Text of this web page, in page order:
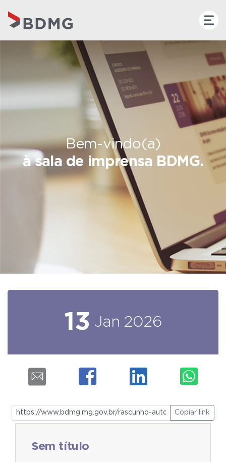
Bem-vindo(a)
à sala de imprensa BDMG.
13 Jan 2026
Copiar link
Sem título